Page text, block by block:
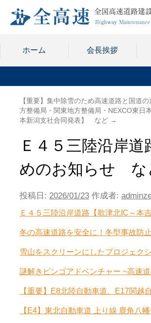
ホーム 会長挨拶
【重要】集中除雪のため高速道路と国道
方整備局・関東地方整備局・NEXCO東日
本新潟支社合同発表】 など →
Ｅ４５三陸沿岸
めのお知らせ な
投稿日: 2026/01/23 作成者:
Ｅ４５三陸沿岸道路【歌津北IC～本
冬の高速道路を安全に！冬型事故防
雪山をスクリーンにしたプロジェク
謎解きビンゴアドベンチャー ~高速
【重要】E8北陸自動車道、E17関
【E4】東北自動車道 上り線 鹿角八